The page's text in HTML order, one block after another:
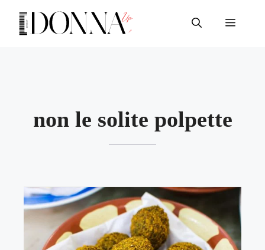
contenuto
Menu
non le solite polpette